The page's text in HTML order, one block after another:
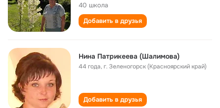
40 школа
Добавить в друзья
Нина Патрикеева (Шалимова)
44 года,г. Зеленогорск (Красноярский край)
Добавить в друзья